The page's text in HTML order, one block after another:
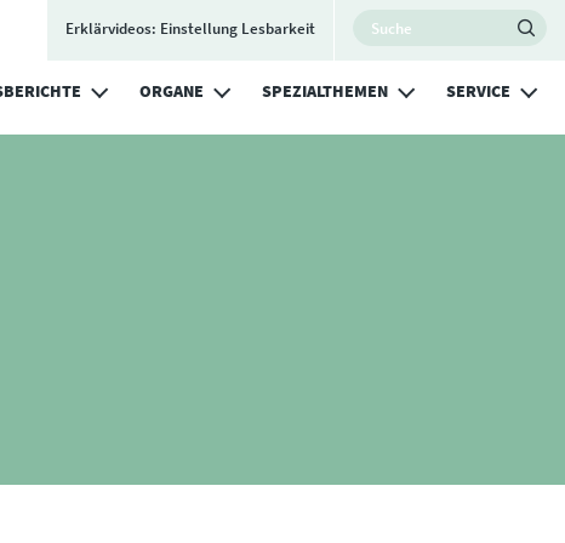
Erklärvideos: Einstellung Lesbarkeit
Search
ORGANE SPEZIALTHEMEN SERVICE